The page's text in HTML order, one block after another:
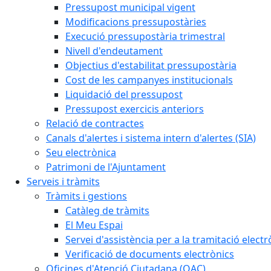
Pressupost municipal vigent
Modificacions pressupostàries
Execució pressupostària trimestral
Nivell d'endeutament
Objectius d'estabilitat pressupostària
Cost de les campanyes institucionals
Liquidació del pressupost
Pressupost exercicis anteriors
Relació de contractes
Canals d'alertes i sistema intern d'alertes (SIA)
Seu electrònica
Patrimoni de l'Ajuntament
Serveis i tràmits
Tràmits i gestions
Catàleg de tràmits
El Meu Espai
Servei d'assistència per a la tramitació
Verificació de documents electrònics